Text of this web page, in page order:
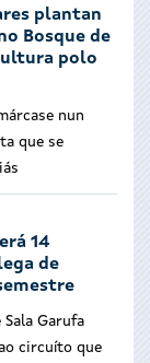
plantan
Bosque de
polo
nun
que se
14
de
Sala Garufa
circuíto que